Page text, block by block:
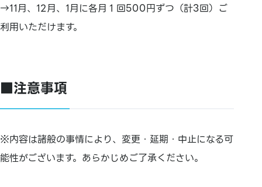
→11月、12月、1月に各月１回500円ずつ（計3回）ご
利用いただけます。
■注意事項
※内容は諸般の事情により、変更・延期・中止になる可
能性がございます。あらかじめご了承ください。